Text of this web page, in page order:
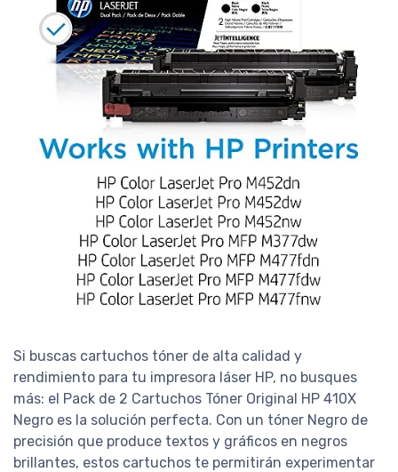
Si buscas cartuchos tóner de alta calidad y
rendimiento para tu impresora láser HP, no busques
más: el Pack de 2 Cartuchos Tóner Original HP 410X
Negro es la solución perfecta. Con un tóner Negro de
precisión que produce textos y gráficos en negros
brillantes, estos cartuchos te permitirán experimentar